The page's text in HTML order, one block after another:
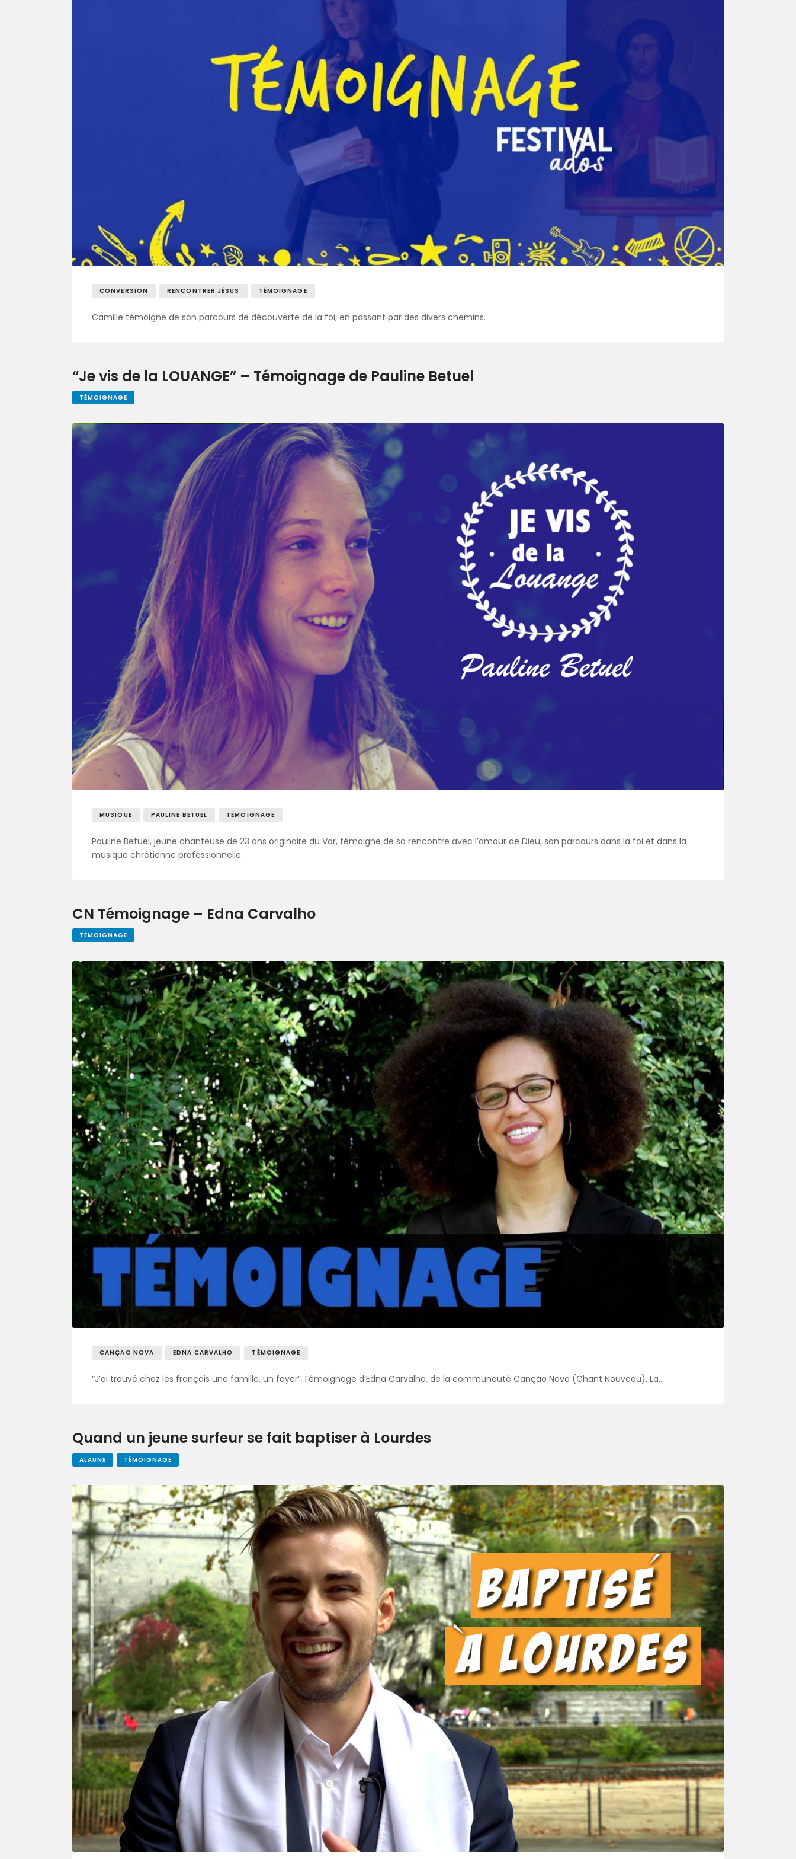
CONVERSION RENCONTRER JÉSUS TÉMOIGNAGE
Camille témoigne de son parcours de découverte de la foi, en passant par des divers chemins.
“Je vis de la LOUANGE” – Témoignage de Pauline Betuel
TÉMOIGNAGE
MUSIQUE PAULINE BETUEL TÉMOIGNAGE
Pauline Betuel, jeune chanteuse de 23 ans originaire du Var, témoigne de sa rencontre avec l’amour de Dieu, son parcours dans la foi et dans la
musique chrétienne professionnelle.
CN Témoignage – Edna Carvalho
TÉMOIGNAGE
CANÇAO NOVA EDNA CARVALHO TÉMOIGNAGE
“J’ai trouvé chez les français une famille, un foyer” Témoignage d’Edna Carvalho, de la communauté Canção Nova (Chant Nouveau). La…
Quand un jeune surfeur se fait baptiser à Lourdes
ALAUNE TÉMOIGNAGE